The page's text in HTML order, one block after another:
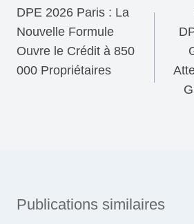
de
l’article
DPE 2026 Paris : La
Nouvelle Formule
Ouvre le Crédit à 850
000 Propriétaires
Publications similaires